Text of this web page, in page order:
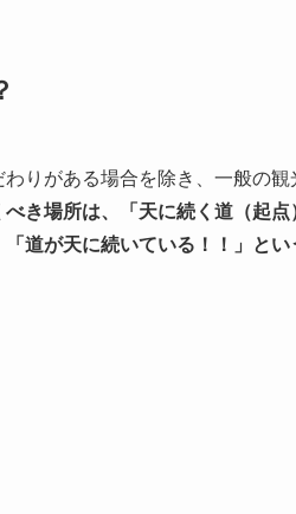
りがある場合を除き、一般の
べき場所は、「天に続く道（起
道が天に続いている！！」とい